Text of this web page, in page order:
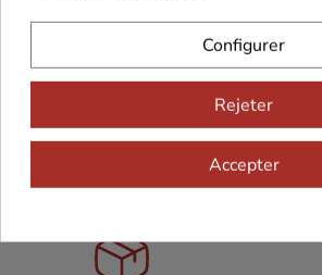
Maison Familiale
Configurer
Rejeter
Accepter